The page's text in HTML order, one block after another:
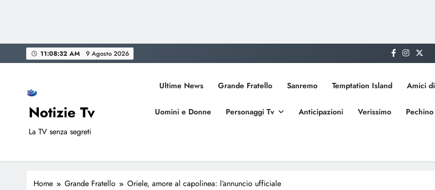
to
11:08:33 AM 9 Agosto 2026
Notizie Tv
La TV senza segreti
Ultime News Grande Fratello Sanremo Temptation Island Amici
Uomini e Donne Personaggi Tv Anticipazioni Verissimo
Home Grande Fratello Oriele, amore al capolinea: l’annuncio ufficiale